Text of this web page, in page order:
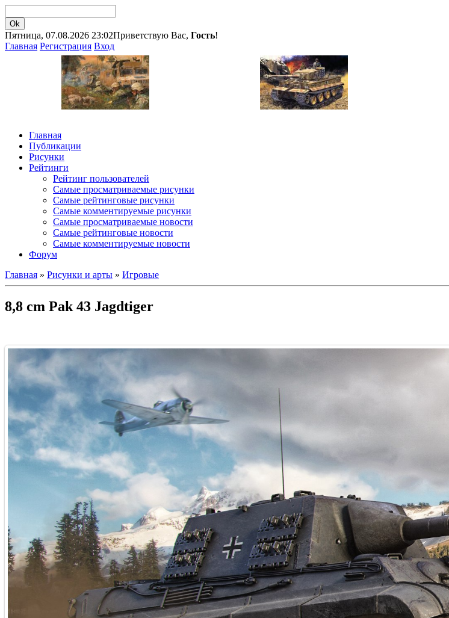
Пятница, 07.08.2026 23:02Приветствую Вас, Гость!
Главная Регистрация Вход
Главная
Публикации
Рисунки
Рейтинги
Рейтинг пользователей
Самые просматриваемые рисунки
Самые рейтинговые рисунки
Самые комментируемые рисунки
Самые просматриваемые новости
Самые рейтинговые новости
Самые комментируемые новости
Форум
Главная » Рисунки и арты » Игровые
8,8 cm Pak 43 Jagdtiger